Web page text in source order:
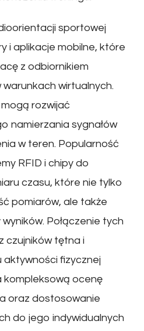
sportowej
i aplikacje mobilne, które
z odbiornikiem
wirtualnych.
rozwijać
namierzania sygnałów
w teren. Popularność
RFID i chipy do
czasu, które nie tylko
pomiarów, ale także
Połączenie tych
czujników tętna i
fizycznej
kompleksową ocenę
oraz dostosowanie
do jego indywidualnych